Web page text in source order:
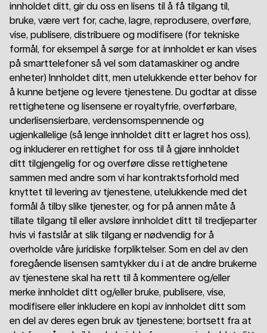
innholdet ditt, gir du oss en lisens til å få tilgang til,
bruke, være vert for, cache, lagre, reprodusere, overføre,
vise, publisere, distribuere og modifisere (for tekniske
formål, for eksempel å sørge for at innholdet er kan vises
på smarttelefoner så vel som datamaskiner og andre
enheter) Innholdet ditt, men utelukkende etter behov for
å kunne betjene og levere tjenestene. Du godtar at disse
rettighetene og lisensene er royaltyfrie, overførbare,
underlisensierbare, verdensomspennende og
ugjenkallelige (så lenge innholdet ditt er lagret hos oss),
og inkluderer en rettighet for oss til å gjøre innholdet
ditt tilgjengelig for og overføre disse rettighetene
sammen med andre som vi har kontraktsforhold med
knyttet til levering av tjenestene, utelukkende med det
formål å tilby slike tjenester, og for på annen måte å
tillate tilgang til eller avsløre innholdet ditt til tredjeparter
hvis vi fastslår at slik tilgang er nødvendig for å
overholde våre juridiske forpliktelser. Som en del av den
foregående lisensen samtykker du i at de andre brukerne
av tjenestene skal ha rett til å kommentere og/eller
merke innholdet ditt og/eller bruke, publisere, vise,
modifisere eller inkludere en kopi av innholdet ditt som
en del av deres egen bruk av tjenestene; bortsett fra at